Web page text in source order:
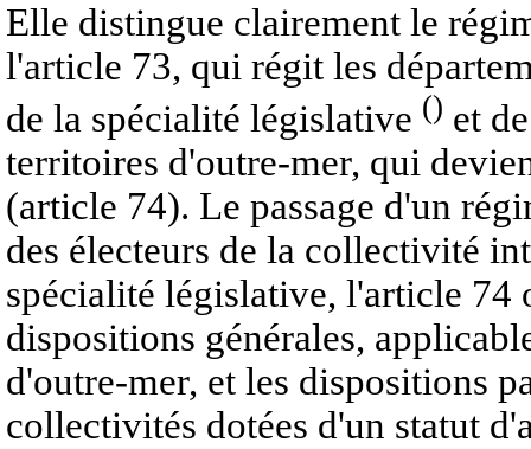
Elle distingue clairement le
l'article 73, qui régit les
de la spécialité législative () et
territoires d'outre-mer, qui
(article 74). Le passage d'un
des électeurs de la collectivité
spécialité législative, l'article 74
dispositions générales,
d'outre-mer, et les dispositions
collectivités dotées d'un statut